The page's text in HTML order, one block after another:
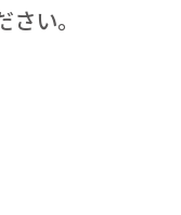
い。